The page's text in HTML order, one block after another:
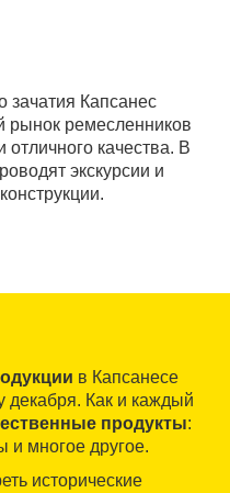
зачатия Капсанес
рынок ремесленников
качества. В
экскурсии и
в Капсанесе
декабря. Как и каждый
продукты:
и многое другое.
исторические